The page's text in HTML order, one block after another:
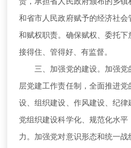
和省市人民政府赋予的经济社
和赋权职责。确保赋权、委托
接得住、管得好、有监督。
三、加强党的建设。加强党
层党建工作责任制，全面推进
设、组织建设、作风建设、纪
党组织建设科学化、规范化水
力。加强党对意识形态和统一